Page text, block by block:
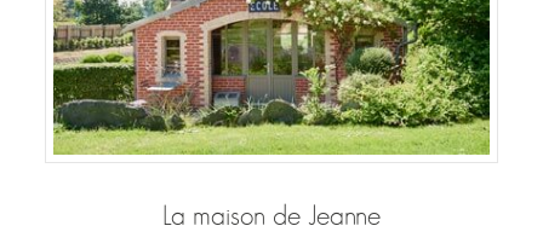
La maison de Jeanne